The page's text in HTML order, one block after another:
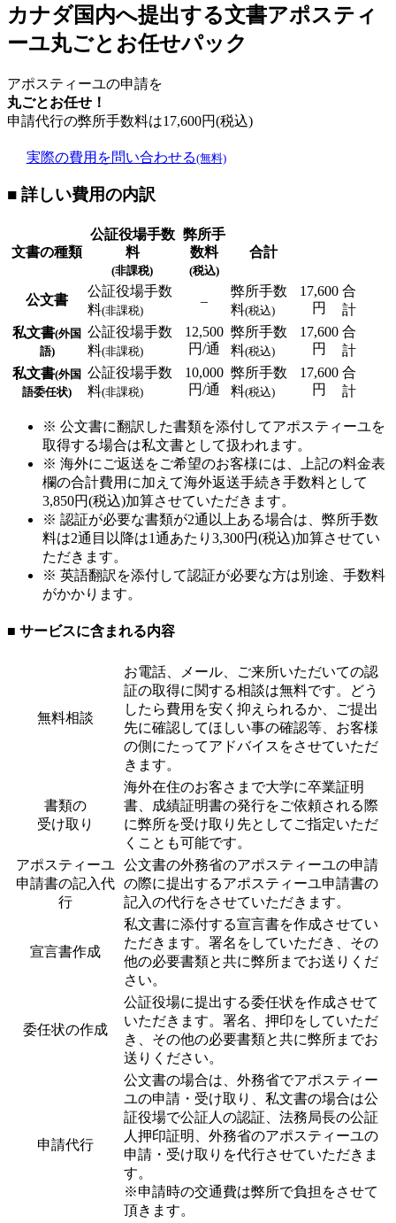
カナダ国内へ提出する文書アポスティ
ーユ丸ごとお任せパック
アポスティーユの申請を
丸ごとお任せ！
申請代行の弊所手数料は17,600円(税込)
実際の費用を問い合わせる(無料)
■ 詳しい費用の内訳
文書の種類
公証役場手数
料
(非課税)
弊所手
数料
(税込)
合計
公文書
公証役場手数
料(非課税)
–
弊所手数
料(税込)
17,600
円
合
計
私文書(外国
語)
公証役場手数
料(非課税)
12,500
円/通
弊所手数
料(税込)
17,600
円
合
計
私文書(外国
語委任状)
公証役場手数
料(非課税)
10,000
円/通
弊所手数
料(税込)
17,600
円
合
計
※ 公文書に翻訳した書類を添付してアポスティーユを
取得する場合は私文書として扱われます。
※ 海外にご返送をご希望のお客様には、上記の料金表
欄の合計費用に加えて海外返送手続き手数料として
3,850円(税込)加算させていただきます。
※ 認証が必要な書類が2通以上ある場合は、弊所手数
料は2通目以降は1通あたり3,300円(税込)加算させてい
ただきます。
※ 英語翻訳を添付して認証が必要な方は別途、手数料
がかかります。
■ サービスに含まれる内容
無料相談
お電話、メール、ご来所いただいての認
証の取得に関する相談は無料です。どう
したら費用を安く抑えられるか、ご提出
先に確認してほしい事の確認等、お客様
の側にたってアドバイスをさせていただ
きます。
書類の
受け取り
海外在住のお客さまで大学に卒業証明
書、成績証明書の発行をご依頼される際
に弊所を受け取り先としてご指定いただ
くことも可能です。
アポスティーユ
申請書の記入代
行
公文書の外務省のアポスティーユの申請
の際に提出するアポスティーユ申請書の
記入の代行をさせていただきます。
宣言書作成
私文書に添付する宣言書を作成させてい
ただきます。署名をしていただき、その
他の必要書類と共に弊所までお送りくだ
さい。
委任状の作成
公証役場に提出する委任状を作成させて
いただきます。署名、押印をしていただ
き、その他の必要書類と共に弊所までお
送りください。
申請代行
公文書の場合は、外務省でアポスティー
ユの申請・受け取り、私文書の場合は公
証役場で公証人の認証、法務局長の公証
人押印証明、外務省のアポスティーユの
申請・受け取りを代行させていただきま
す。
※申請時の交通費は弊所で負担をさせて
頂きます。